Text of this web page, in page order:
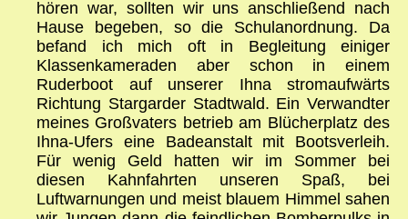
hören war, sollten wir uns anschließend nach
Hause begeben, so die Schulanordnung. Da
befand ich mich oft in Begleitung einiger
Klassenkameraden aber schon in einem
Ruderboot auf unserer Ihna stromaufwärts
Richtung Stargarder Stadtwald. Ein Verwandter
meines Großvaters betrieb am Blücherplatz des
Ihna-Ufers eine Badeanstalt mit Bootsverleih.
Für wenig Geld hatten wir im Sommer bei
diesen Kahnfahrten unseren Spaß, bei
Luftwarnungen und meist blauem Himmel sahen